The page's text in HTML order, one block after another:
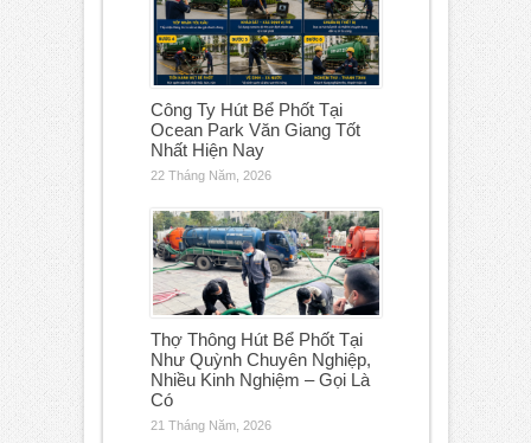
Công Ty Hút Bể Phốt Tại
Ocean Park Văn Giang Tốt
Nhất Hiện Nay
22 Tháng Năm, 2026
Thợ Thông Hút Bể Phốt Tại
Như Quỳnh Chuyên Nghiệp,
Nhiều Kinh Nghiệm – Gọi Là
Có
21 Tháng Năm, 2026